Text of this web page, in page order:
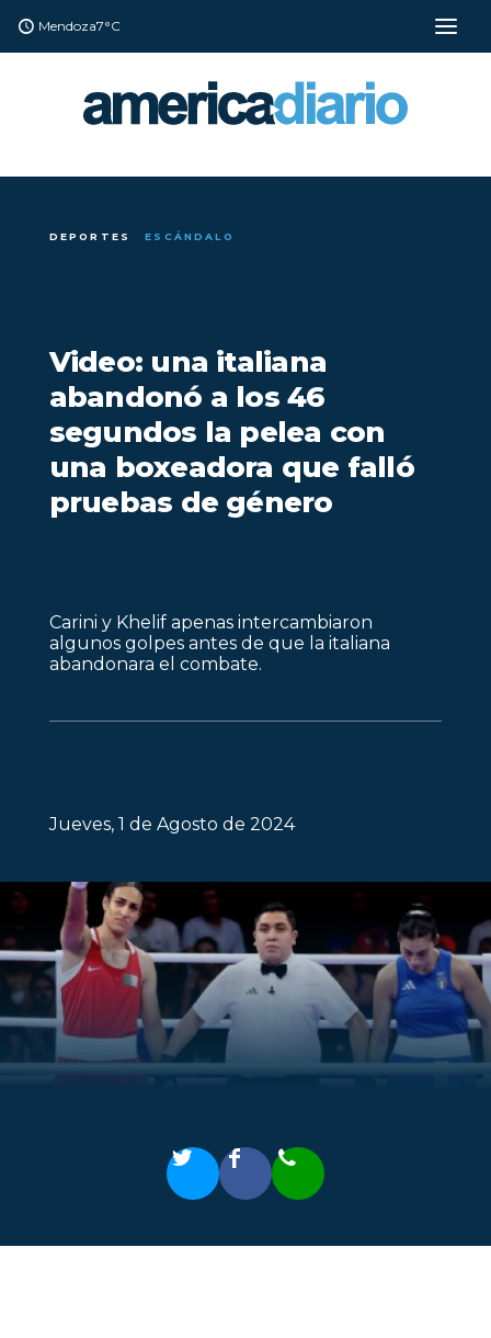
Mendoza7°C
DEPORTES ESCÁNDALO
Video: una italiana
abandonó a los 46
segundos la pelea con
una boxeadora que falló
pruebas de género
Carini y Khelif apenas intercambiaron
algunos golpes antes de que la italiana
abandonara el combate.
Jueves, 1 de Agosto de 2024